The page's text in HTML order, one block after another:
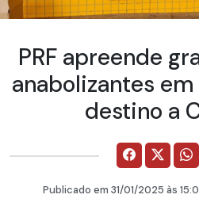
PRF apreende
anabolizantes
destino a
Publicado em 31/01/2025 às